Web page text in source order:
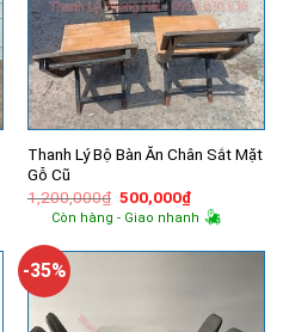
Thanh Lý Bộ Bàn Ăn Chân Sắt Mặt
Gỗ Cũ
1,200,000₫ Giá
gốc
là:
500,000₫Giá
hiện
tại
500,000₫.
Còn hàng - Giao nhanh
-35%